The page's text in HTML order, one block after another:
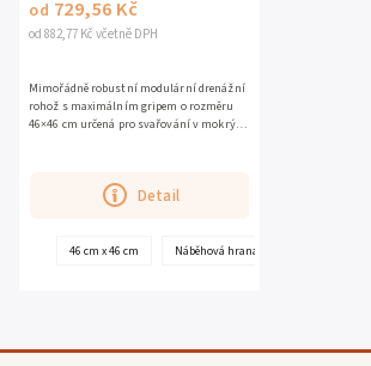
od 882,77 Kč včetně DPH
od 729,56 Kč
Detail
Mimořádně robustní modulární drenážní
rohož s maximálním gripem o rozměru
46×46 cm určená pro svařování v mokrých
46 cm x 46 cm Náběhová hrana - female - 46 cm x 10 cm